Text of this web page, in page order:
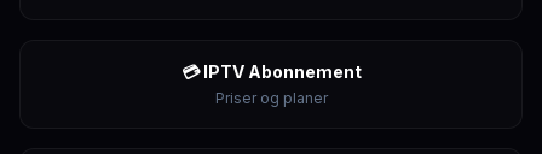
💳 IPTV Abonnement
Priser og planer